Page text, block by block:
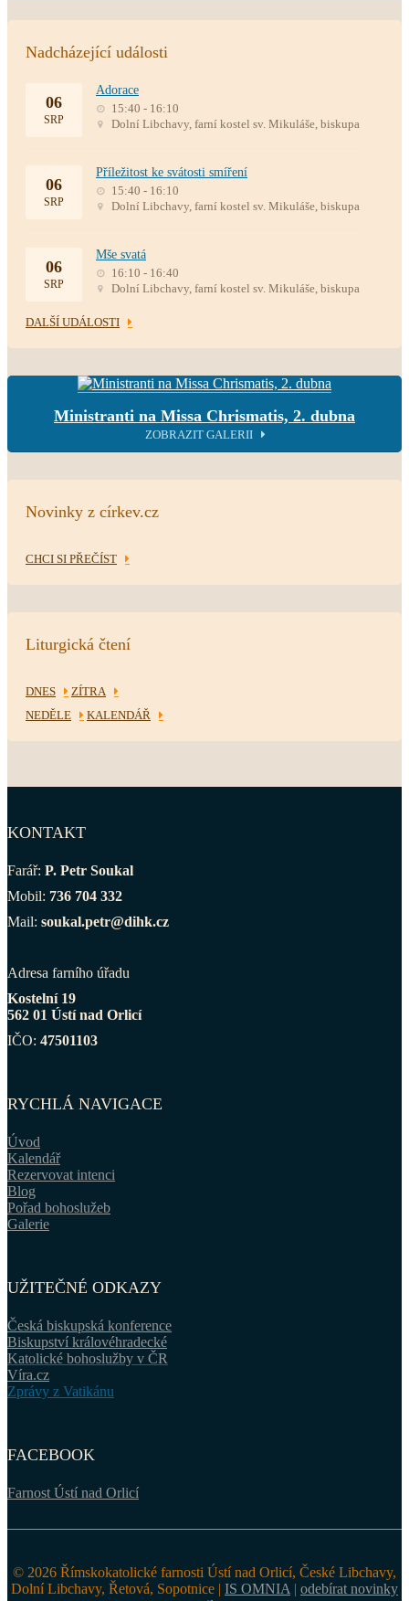
Nadcházející události
06
SRP
Adorace
15:40 - 16:10
Dolní Libchavy, farní kostel sv. Mikuláše, biskupa
06
SRP
Příležitost ke svátosti smíření
15:40 - 16:10
Dolní Libchavy, farní kostel sv. Mikuláše, biskupa
06
SRP
Mše svatá
16:10 - 16:40
Dolní Libchavy, farní kostel sv. Mikuláše, biskupa
DALŠÍ UDÁLOSTI
Ministranti na Missa Chrismatis, 2. dubna
ZOBRAZIT GALERII
Novinky z církev.cz
CHCI SI PŘEČÍST
Liturgická čtení
DNES
ZÍTRA
NEDĚLE
KALENDÁŘ
KONTAKT
Farář: P. Petr Soukal
Mobil: 736 704 332
Mail: soukal.petr@dihk.cz
Adresa farního úřadu
Kostelní 19
562 01 Ústí nad Orlicí
IČO: 47501103
RYCHLÁ NAVIGACE
Úvod
Kalendář
Rezervovat intenci
Blog
Pořad bohoslužeb
Galerie
UŽITEČNÉ ODKAZY
Česká biskupská konference
Biskupství královéhradecké
Katolické bohoslužby v ČR
Víra.cz
Zprávy z Vatikánu
FACEBOOK
Farnost Ústí nad Orlicí
© 2026 Římskokatolické farnosti Ústí nad Orlicí, České Libchavy,
Dolní Libchavy, Řetová, Sopotnice | IS OMNIA | odebírat novinky